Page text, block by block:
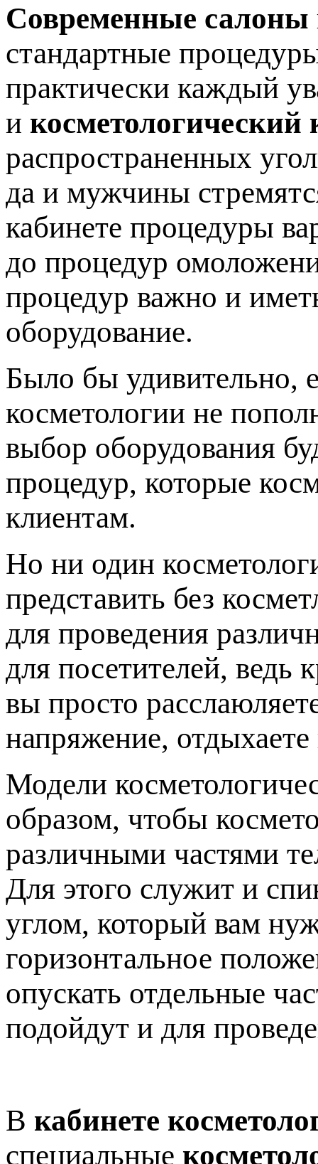
Современные салоны
стандартные
практически каждый
и косметологический
распространенных
да и мужчины
кабинете процедуры
до процедур
процедур важно и
оборудование.
Было бы удивительно,
косметологии не
выбор оборудования
процедур, которые
клиентам.
Но ни один
представить без
для проведения
для посетителей, ведь
вы просто
напряжение,
Модели
образом, чтобы
различными частями
Для этого служит и
углом, который вам
горизонтальное
опускать отдельные
подойдут и для
В кабинете
специальные